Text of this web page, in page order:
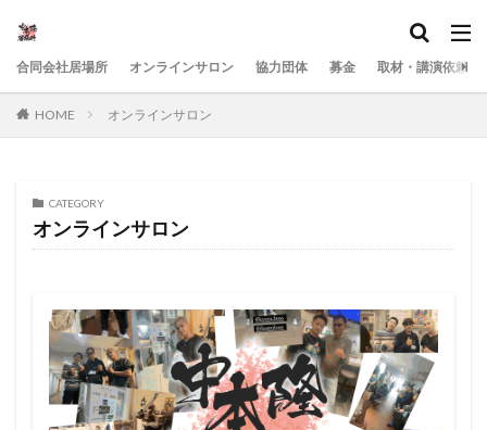
合同会社居場所 オンラインサロン 協力団体 募金 取材・講演依頼
HOME オンラインサロン
CATEGORY
オンラインサロン